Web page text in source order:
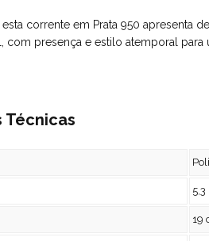
esta corrente em Prata 950
com presença e estilo atemporal para
Técnicas
19